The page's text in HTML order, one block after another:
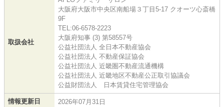
取扱会社
大阪府大阪市中央区南船場３丁目5-17 クオーツ心斎橋
9F
TEL:06-6578-2223
大阪府知事 (3) 第58557号
公益社団法人 全日本不動産協会
公益社団法人 不動産保証協会
公益社団法人 近畿圏不動産流通機構
公益社団法人 近畿地区不動産公正取引協議会
公益財団法人 日本賃貸住宅管理協会
情報更新日 2026年07月31日